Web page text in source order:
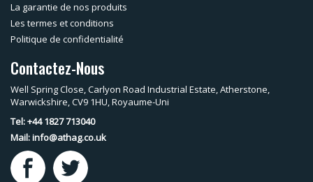
La garantie de nos produits
Les termes et conditions
Politique de confidentialité
Contactez-Nous
Well Spring Close, Carlyon Road Industrial Estate, Atherstone,
Warwickshire, CV9 1HU, Royaume-Uni
Tel: +44 1827 713040
Mail:info@athag.co.uk